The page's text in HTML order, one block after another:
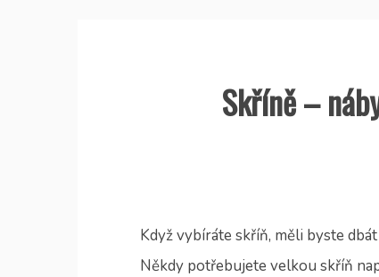
Skříně –
Když vybíráte skříň, měli byste
Někdy potřebujete velkou skříň